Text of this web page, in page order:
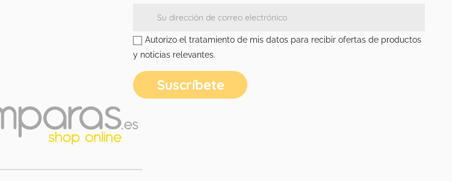
Autorizo el tratamiento de mis datos para recibir ofertas de productos
y noticias relevantes.